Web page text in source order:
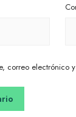
correo electrónico